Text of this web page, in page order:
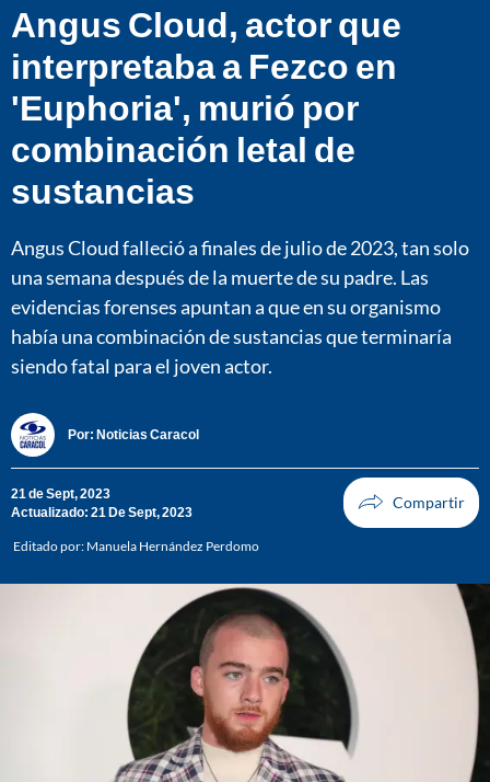
Angus Cloud, actor que
interpretaba a Fezco en
'Euphoria', murió por
combinación letal de
sustancias
Angus Cloud falleció a finales de julio de 2023, tan solo
una semana después de la muerte de su padre. Las
evidencias forenses apuntan a que en su organismo
había una combinación de sustancias que terminaría
siendo fatal para el joven actor.
Por: Noticias Caracol
21 de Sept, 2023
Actualizado: 21 De Sept, 2023
Editado por: Manuela Hernández Perdomo